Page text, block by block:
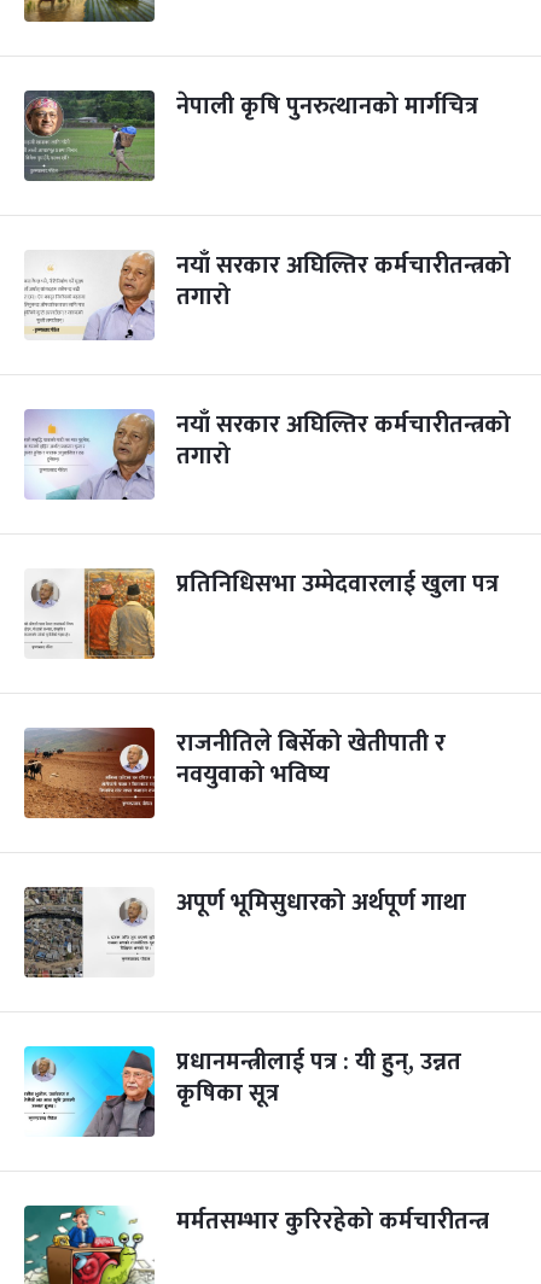
नेपाली कृषि पुनरुत्थानको मार्गचित्र
नयाँ सरकार अघिल्तिर कर्मचारीतन्त्रको
तगारो
नयाँ सरकार अघिल्तिर कर्मचारीतन्त्रको
तगारो
प्रतिनिधिसभा उम्मेदवारलाई खुला पत्र
राजनीतिले बिर्सेको खेतीपाती र
नवयुवाको भविष्य
अपूर्ण भूमिसुधारको अर्थपूर्ण गाथा
प्रधानमन्त्रीलाई पत्र : यी हुन्, उन्नत
कृषिका सूत्र
मर्मतसम्भार कुरिरहेको कर्मचारीतन्त्र